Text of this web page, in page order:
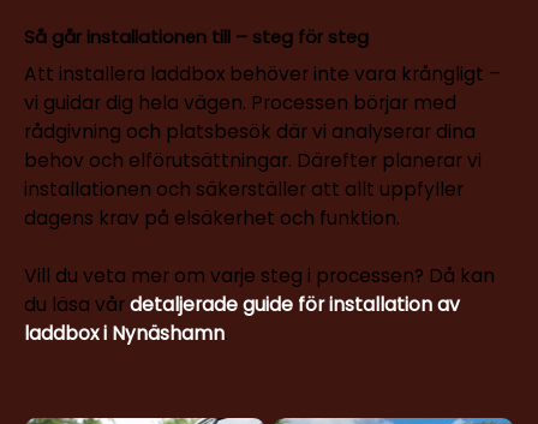
Så går installationen till – steg för steg
Att installera laddbox behöver inte vara krångligt –
vi guidar dig hela vägen. Processen börjar med
rådgivning och platsbesök där vi analyserar dina
behov och elförutsättningar. Därefter planerar vi
installationen och säkerställer att allt uppfyller
dagens krav på elsäkerhet och funktion.
Vill du veta mer om varje steg i processen? Då kan
du läsa vårdetaljerade guide för installation av
laddbox i Nynäshamn.